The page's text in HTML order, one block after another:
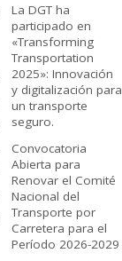
La DGT ha
participado en
«Transforming
Transportation
2025»: Innovación
y digitalización para
un transporte
seguro.
Convocatoria
Abierta para
Renovar el Comité
Nacional del
Transporte por
Carretera para el
Período 2026-2029